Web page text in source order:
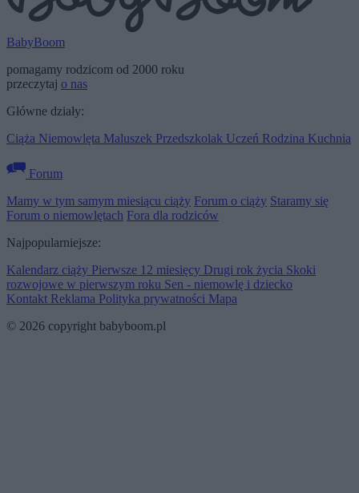
BabyBoom
pomagamy rodzicom od 2000 roku
przeczytaj o nas
Główne działy:
Ciąża Niemowlęta Maluszek Przedszkolak Uczeń Rodzina Kuchnia
Forum
Mamy w tym samym miesiącu ciąży Forum o ciąży Staramy się
Forum o niemowlętach Fora dla rodziców
Najpopularniejsze:
Kalendarz ciąży Pierwsze 12 miesięcy Drugi rok życia Skoki
rozwojowe w pierwszym roku Sen - niemowlę i dziecko
Kontakt Reklama Polityka prywatności Mapa
© 2026 copyright babyboom.pl